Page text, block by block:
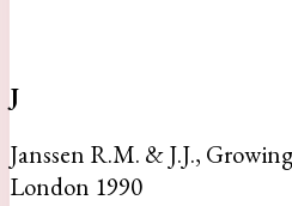
J
Janssen R.M. & J.J.,
London 1990